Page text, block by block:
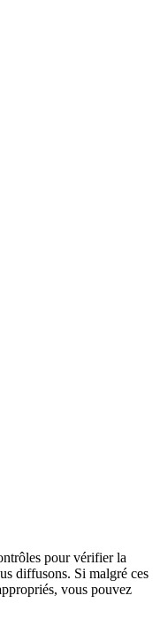
pour vérifier la
diffusons. Si malgré ces
vous pouvez